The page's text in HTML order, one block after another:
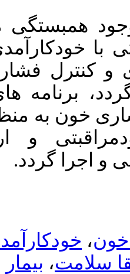
بین
و از آنجا
بسیار
های آموزشی
افزایش
سطح
،